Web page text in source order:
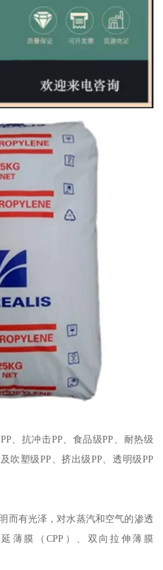
PP 、抗冲击PP 、食品级PP 、耐热级
及吹塑级PP 、挤出级PP 、透明级PP
而有光泽，对水蒸汽和空气的渗透
薄膜（CPP ）、双向拉伸薄膜